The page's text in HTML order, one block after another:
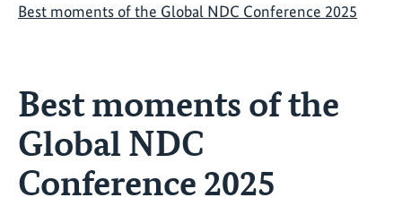
Best moments of the Global NDC Conference 2025
Best moments of the
Global NDC
Conference 2025